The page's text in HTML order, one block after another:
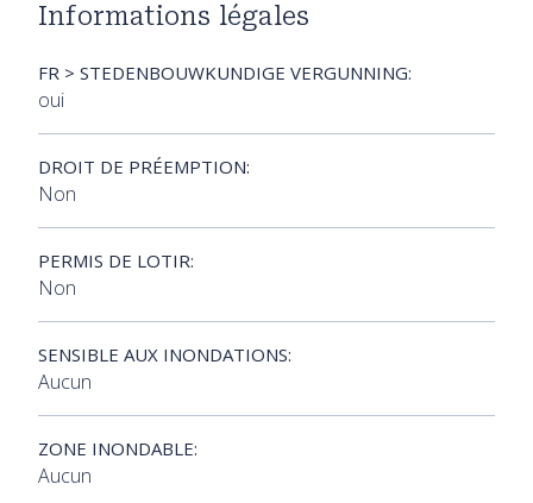
Informations légales
FR > STEDENBOUWKUNDIGE VERGUNNING:
oui
DROIT DE PRÉEMPTION:
Non
PERMIS DE LOTIR:
Non
SENSIBLE AUX INONDATIONS:
Aucun
ZONE INONDABLE:
Aucun